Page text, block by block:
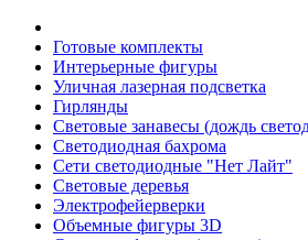
Готовые комплекты
Интерьерные фигуры
Уличная лазерная подсветка
Гирлянды
Световые занавесы (дождь
Светодиодная бахрома
Сети светодиодные "Нет Лайт"
Световые деревья
Электрофейерверки
Объемные фигуры 3D